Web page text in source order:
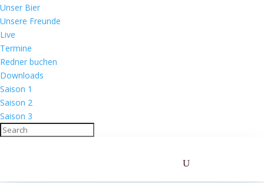
Unser Bier
Unsere Freunde
Live
Termine
Redner buchen
Downloads
Saison 1
Saison 2
Saison 3